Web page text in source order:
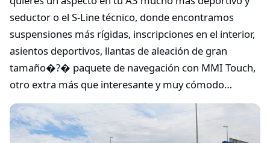
seductor o el S-Line técnico, donde encontramos
suspensiones más rígidas, inscripciones en el interior,
asientos deportivos, llantas de aleación de gran
tamaño�?� paquete de navegación con MMI Touch,
otro extra más que interesante y muy cómodo…